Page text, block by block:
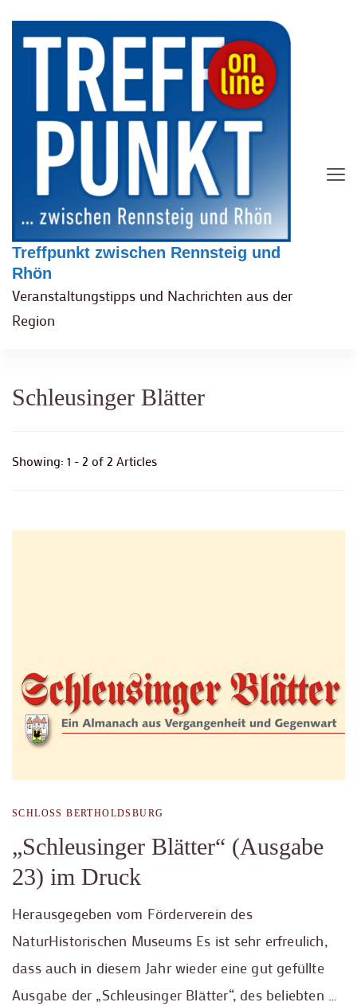
Treffpunkt zwischen Rennsteig und
Rhön
Veranstaltungstipps und Nachrichten aus der
Region
Schleusinger Blätter
Showing: 1 - 2 of 2 Articles
SCHLOSS BERTHOLDSBURG
„Schleusinger Blätter“ (Ausgabe
23) im Druck
Herausgegeben vom Förderverein des
NaturHistorischen Museums Es ist sehr erfreulich,
dass auch in diesem Jahr wieder eine gut gefüllte
Ausgabe der „Schleusinger Blätter“, des beliebten …